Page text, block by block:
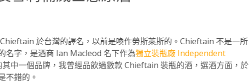
於台灣的譯名，以前是喚作勞斯萊斯的。Chieftain 不是一所
名字，是酒商 Ian Macleod 名下作為獨立裝瓶廠 Independent
其中一個品牌，我曾經品飲過數款 Chieftain 裝瓶的酒，選酒方面，於
不錯的。